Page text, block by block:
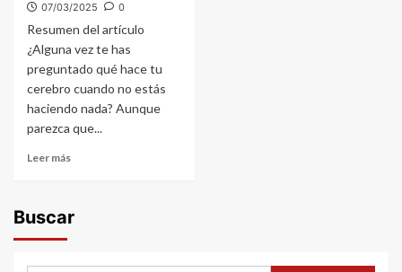
07/03/2025 0
Resumen del artículo
¿Alguna vez te has
preguntado qué hace tu
cerebro cuando no estás
haciendo nada? Aunque
parezca que...
Leer más
Buscar